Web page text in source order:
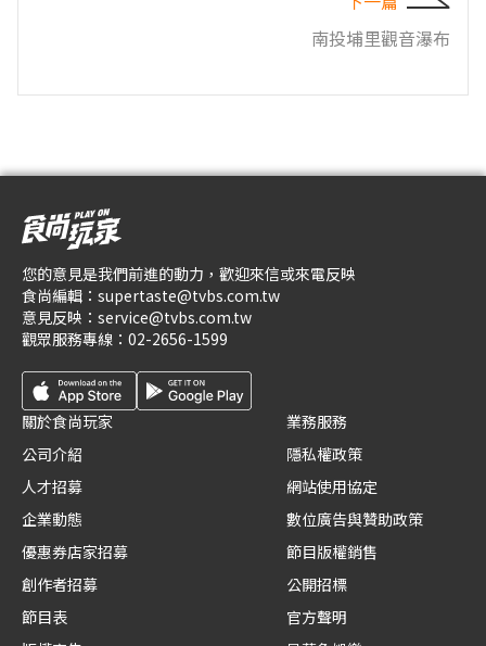
南投埔里觀音瀑布
您的意見是我們前進的動力，歡迎來信或來電反映
食尚編輯： supertaste@tvbs.com.tw
意見反映： service@tvbs.com.tw
觀眾服務專線： 02-2656-1599
關於食尚玩家
公司介紹
人才招募
企業動態
優惠券店家招募
創作者招募
節目表
業務服務
隱私權政策
網站使用協定
數位廣告與贊助政策
節目版權銷售
公開招標
官方聲明